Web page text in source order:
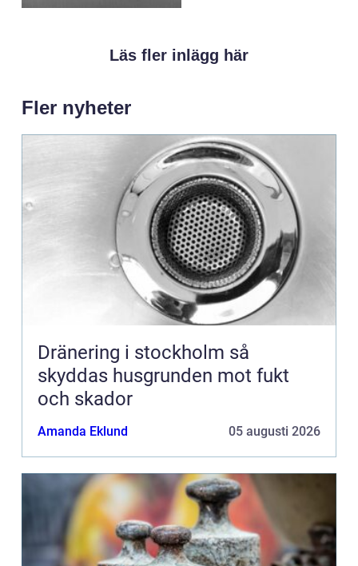
Läs fler inlägg här
Fler nyheter
Dränering i stockholm så
skyddas husgrunden mot fukt
och skador
Amanda Eklund 05 augusti 2026